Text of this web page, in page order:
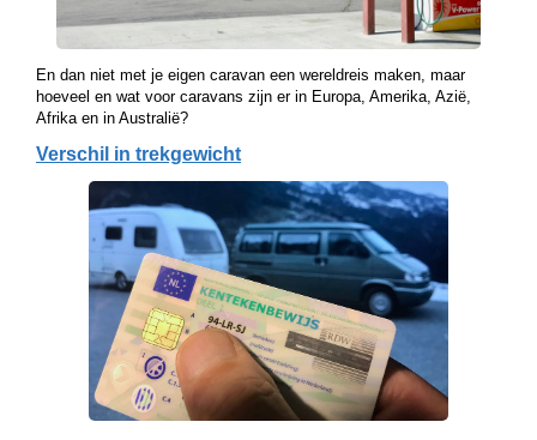
En dan niet met je eigen caravan een wereldreis maken, maar
hoeveel en wat voor caravans zijn er in Europa, Amerika, Azië,
Afrika en in Australië?
Verschil in trekgewicht